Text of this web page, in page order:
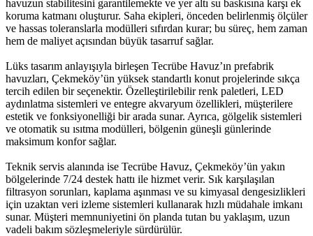
havuzun stabilitesini garantilemekte ve yer altı su baskısına karşı ek
koruma katmanı oluşturur. Saha ekipleri, önceden belirlenmiş ölçüler
ve hassas toleranslarla modülleri sıfırdan kurar; bu süreç, hem zaman
hem de maliyet açısından büyük tasarruf sağlar.
Lüks tasarım anlayışıyla birleşen Tecrübe Havuz’ın prefabrik
havuzları, Çekmeköy’ün yüksek standartlı konut projelerinde sıkça
tercih edilen bir seçenektir. Özelleştirilebilir renk paletleri, LED
aydınlatma sistemleri ve entegre akvaryum özellikleri, müşterilere
estetik ve fonksiyonelliği bir arada sunar. Ayrıca, gölgelik sistemleri
ve otomatik su ısıtma modülleri, bölgenin güneşli günlerinde
maksimum konfor sağlar.
Teknik servis alanında ise Tecrübe Havuz, Çekmeköy’ün yakın
bölgelerinde 7/24 destek hattı ile hizmet verir. Sık karşılaşılan
filtrasyon sorunları, kaplama aşınması ve su kimyasal dengesizlikleri
için uzaktan veri izleme sistemleri kullanarak hızlı müdahale imkanı
sunar. Müşteri memnuniyetini ön planda tutan bu yaklaşım, uzun
vadeli bakım sözleşmeleriyle sürdürülür.